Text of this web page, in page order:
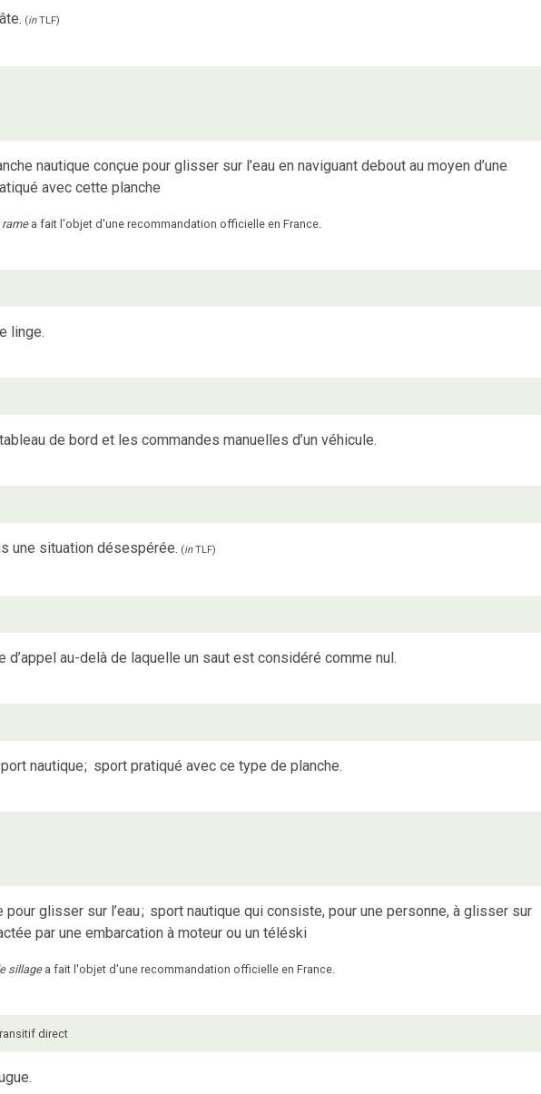
(inTLF)
nautique conçue pour glisser sur l’eau en naviguant debout au moyen d’une
avec cette planche
a fait l'objet d'une recommandation officielle en France.
linge.
de bord et les commandes manuelles d’un véhicule.
une situation désespérée. (inTLF)
d’appel au-delà de laquelle un saut est considéré comme nul.
nautique; sport pratiqué avec ce type de planche.
pour glisser sur l’eau; sport nautique qui consiste, pour une personne, à glisser sur
par une embarcation à moteur ou un téléski
sillage a fait l'objet d'une recommandation officielle en France.
direct